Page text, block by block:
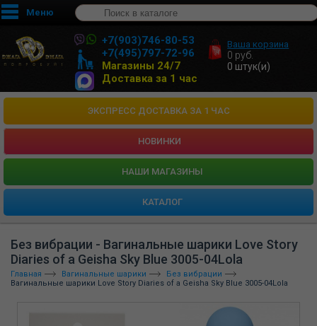
Меню
+7(903)746-80-53
+7(495)797-72-96
Магазины 24/7
Доставка за 1 час
Ваша корзина
0 руб.
0 штук(и)
ЭКСПРЕСС ДОСТАВКА ЗА 1 ЧАС
НОВИНКИ
HАШИ МАГАЗИНЫ
КАТАЛОГ
Без вибрации - Вагинальные шарики Love Story
Diaries of a Geisha Sky Blue 3005-04Lola
Главная Вагинальные шарики
Без вибрации
Вагинальные шарики Love Story Diaries of a Geisha Sky Blue 3005-04Lola